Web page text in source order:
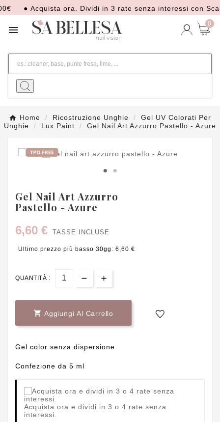
● Acquista ora. Dividi in 3 rate senza interessi con

0
Home Ricostruzione Unghie
Gel UV Colorati Per
Unghie
Lux Paint Gel Nail Art Azzurro Pastello - Azure
Gel Nail Art Azzurro
Pastello - Azure
6,60 €
TASSE INCLUSE
Ultimo prezzo più basso 30gg: 6,60 €
QUANTITÀ :
 Aggiungi Al Carrello
Gel color senza dispersione
Confezione da 5 ml
Acquista ora e dividi in 3 o 4 rate senza
interessi.